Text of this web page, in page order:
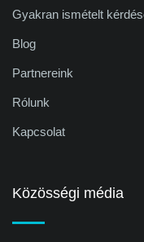
Gyakran ismételt
Blog
Partnereink
Rólunk
Kapcsolat
Közösségi média